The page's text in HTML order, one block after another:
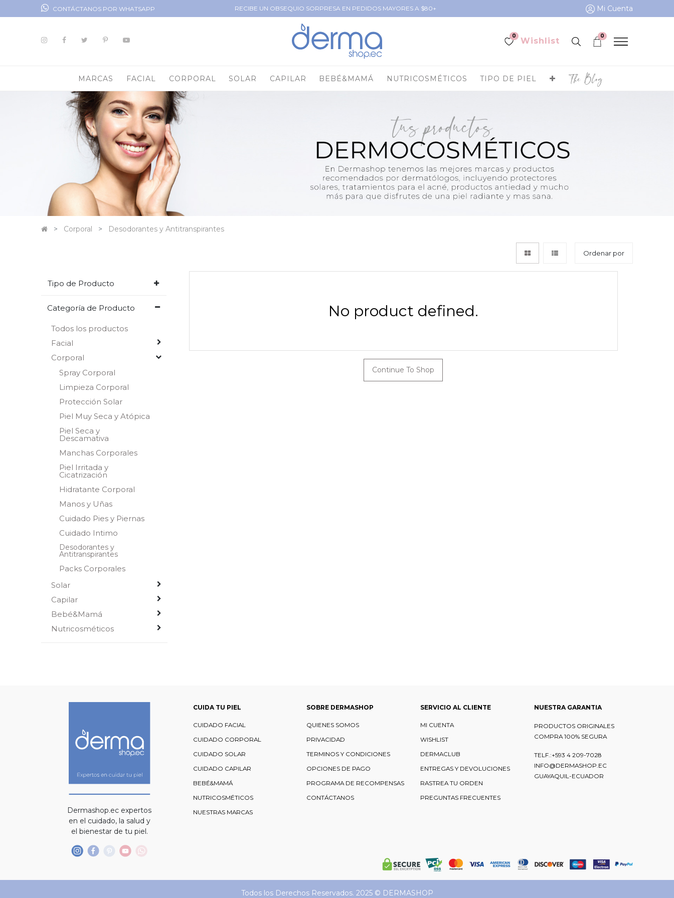
CONTÁCTANOS POR WHATSAPP RECIBE UN OBSEQUIO SORPRESA EN PEDIDOS MAYORES A $80+ Mi Cuenta
0
Wishlist
0
MARCAS FACIAL CORPORAL SOLAR CAPILAR BEBÉ&MAMÁ NUTRICOSMÉTICOS TIPO DE PIEL The Blog
Corporal Desodorantes y Antitranspirantes
Ordenar por
Tipo de Producto
Categoría de Producto
Todos los productos
Facial
Corporal
Spray Corporal
Limpieza Corporal
Protección Solar
Piel Muy Seca y Atópica
Piel Seca y
Descamativa
Manchas Corporales
Piel Irritada y
Cicatrización
Hidratante Corporal
Manos y Uñas
Cuidado Pies y Piernas
Cuidado Intimo
Desodorantes y
Antitranspirantes
Packs Corporales
Solar
Capilar
Bebé&Mamá
Nutricosméticos
No product defined.
Continue To Shop
Dermashop.ec expertos
en el cuidado, la salud y
el bienestar de tu piel.
CUIDA TU PIEL
CUIDADO FACIAL
CUIDADO CORPORAL
CUIDADO SOLAR
CUIDADO CAPILAR
BEBÉ&MAMÁ
NUTRICOSMÉTICOS
NUESTRAS MARCAS
SOBRE DERMASHOP
QUIENES SOMOS
PRIVACIDAD
TERMINOS Y CONDICIONES
OPCIONES DE PAGO
PROGRAMA DE RECOMPENSAS
CONTÁCTANOS
SERVICIO AL CLIENTE
MI CUENTA
WISHLIST
DERMACLUB
ENTREGAS Y DEVOLUCIONES
RASTREA TU ORDEN
PREGUNTAS FRECUENTES
NUESTRA GARANTIA
PRODUCTOS ORIGINALES
COMPRA 100% SEGURA
TELF.:+593 4 209-7028
INFO@DERMASHOP.EC
GUAYAQUIL-ECUADOR
Todos los Derechos Reservados. 2025 © DERMASHOP